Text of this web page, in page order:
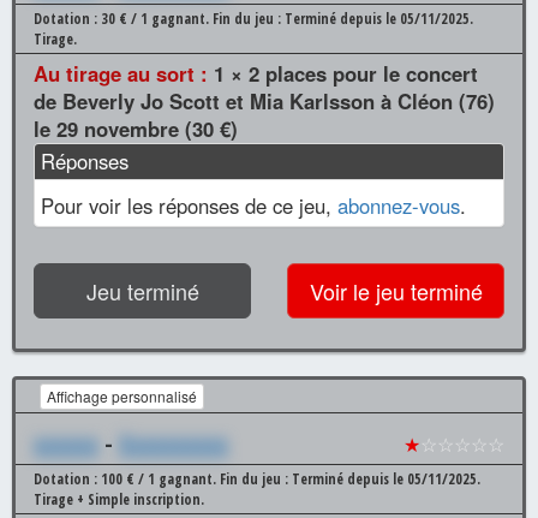
Dotation : 30 € / 1 gagnant. Fin du jeu : Terminé depuis le 05/11/2025.
Tirage.
Au tirage au sort : 1 × 2 places pour le concert
de Beverly Jo Scott et Mia Karlsson à Cléon (76)
le 29 novembre (30 €)
Réponses
Pour voir les réponses de ce jeu, abonnez-vous.
Jeu terminé Voir le jeu terminé
Affichage personnalisé
xxxxxx - Xxxxxxxxxx ★☆☆☆☆☆
Dotation : 100 € / 1 gagnant. Fin du jeu : Terminé depuis le 05/11/2025.
Tirage + Simple inscription.